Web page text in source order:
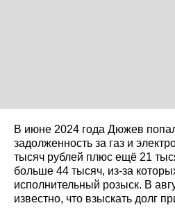
В июне 2024 года Дюжев
задолженность за газ и
тысяч рублей плюс ещё 21
больше 44 тысяч, из-за
исполнительный розыск. В
известно, что взыскать долг